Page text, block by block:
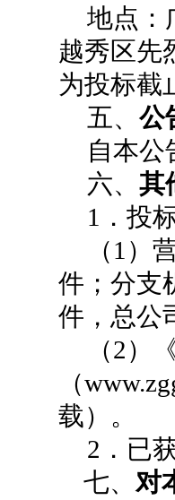
地点：
越秀区先
为投标截
五、 公
自本公
六、 其
1．投
（1）
件；分支
件，总公
（2）
（
载）。
2．已
七、 对